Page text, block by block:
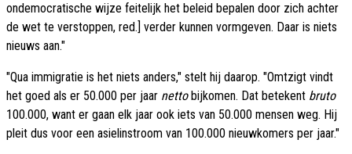
ondemocratische wijze feitelijk het beleid bepalen door zich achter
de wet te verstoppen, red.] verder kunnen vormgeven. Daar is niets
nieuws aan."
"Qua immigratie is het niets anders," stelt hij daarop. "Omtzigt vindt
het goed als er 50.000 per jaar netto bijkomen. Dat betekent bruto
100.000, want er gaan elk jaar ook iets van 50.000 mensen weg. Hij
pleit dus voor een asielinstroom van 100.000 nieuwkomers per jaar."